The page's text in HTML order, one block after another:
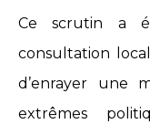
Ce scrutin a
consultation
d’enrayer une
extrêmes